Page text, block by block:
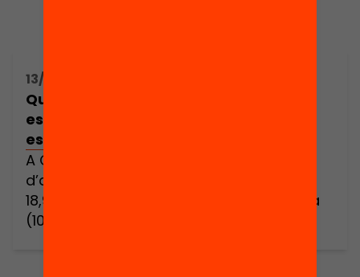
13/07/2017 16:00h - 18:00h
Quines beques motivarien els joves a
estudiar i reduirien l’abandonament
escolar prematur?
A Catalunya tenim una taxa
d’abandonament escolar prematur del
18,9%, molt superior a la mitjana europea
(10,9%). Arreu del món, les polítiques de